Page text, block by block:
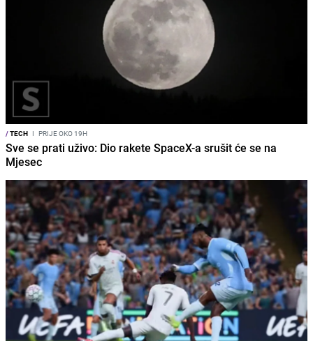
/TECH I PRIJE OKO 19H
Sve se prati uživo: Dio rakete SpaceX-a srušit će se na
Mjesec